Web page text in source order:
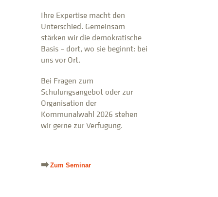
Ihre Expertise macht den
Unterschied. Gemeinsam
stärken wir die demokratische
Basis – dort, wo sie beginnt: bei
uns vor Ort.
Bei Fragen zum
Schulungsangebot oder zur
Organisation der
Kommunalwahl 2026 stehen
wir gerne zur Verfügung.
➡️Zum Seminar